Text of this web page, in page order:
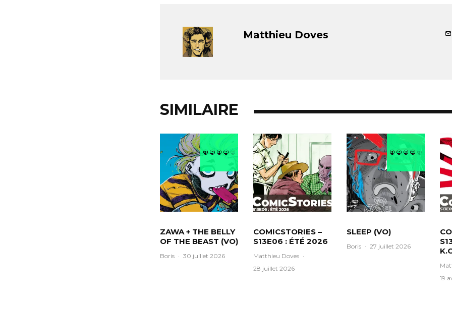
Matthieu Doves
SIMILAIRE
ZAWA + THE BELLY
OF THE BEAST (VO)
Boris · 30 juillet 2026
COMICSTORIES –
S13E06 : ÉTÉ 2026
Matthieu Doves ·
28 juillet 2026
SLEEP (VO)
Boris · 27 juillet 2026
19